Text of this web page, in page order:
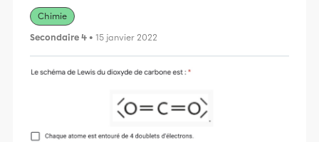
Chimie
Secondaire 4 • 15 janvier 2022